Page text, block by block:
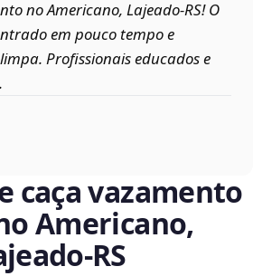
no Americano, Lajeado‑RS! O
em pouco tempo e
Profissionais educados e
caça vazamento
Americano,